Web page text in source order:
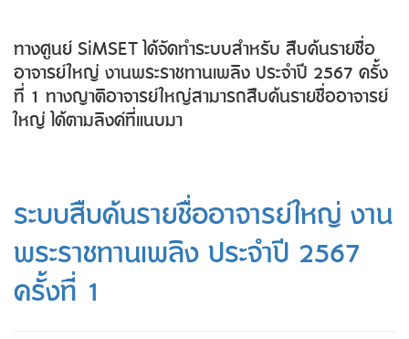
ทางศูนย์ SiMSET ได้จัดทำระบบสำหรับ สืบค้นรายชื่อ
อาจารย์ใหญ่ งานพระราชทานเพลิง ประจำปี 2567 ครั้ง
ที่ 1 ทางญาติอาจารย์ใหญ่สามารถสืบค้นรายชื่ออาจารย์
ใหญ่ ได้ตามลิงค์ที่แนบมา
ระบบสืบค้นรายชื่ออาจารย์ใหญ่ งาน
พระราชทานเพลิง ประจำปี 2567
ครั้งที่ 1